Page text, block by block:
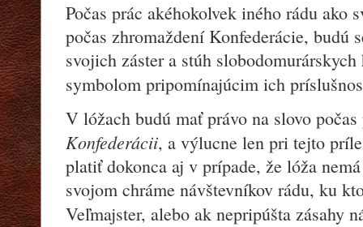
Počas prác akéhokolvek iného rádu ako
počas zhromaždení Konfederácie, budú
svojich záster a stúh
symbolom pripomínajúcim ich
V lóžach budú mať právo na slovo
Konfederácii, a výlucne len pri tejto
platiť dokonca aj v prípade, že lóža
svojom chráme návštevníkov rádu, ku
Veľmajster, alebo ak nepripúšta zásahy